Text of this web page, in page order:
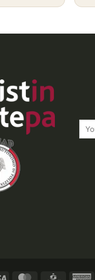
Visa MasterCardCartaSi